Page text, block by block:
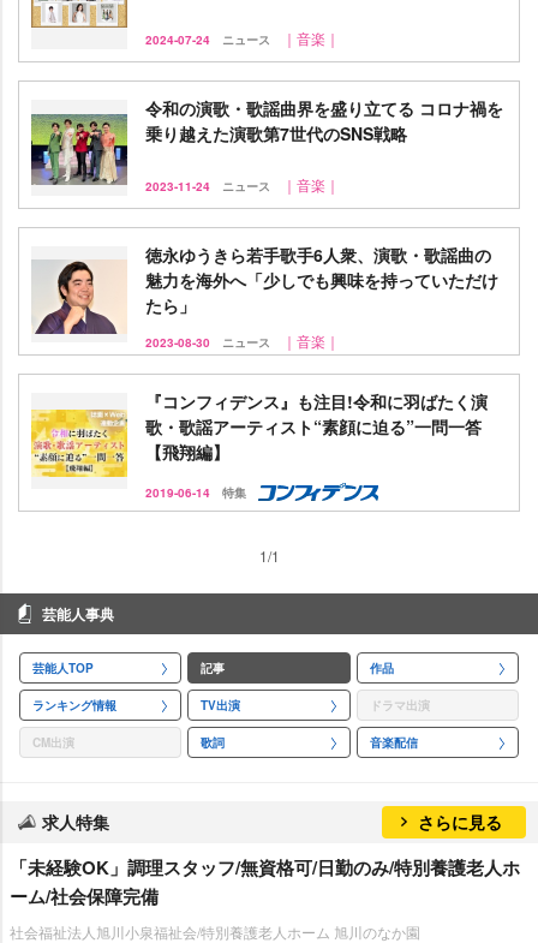
2024-07-24 ニュース ｜音楽｜
令和の演歌・歌謡曲界を盛り立てる コロナ禍を
乗り越えた演歌第7世代のSNS戦略
2023-11-24 ニュース ｜音楽｜
徳永ゆうきら若手歌手6人衆、演歌・歌謡曲の
魅力を海外へ「少しでも興味を持っていただけ
たら」
2023-08-30 ニュース ｜音楽｜
『コンフィデンス』も注目!令和に羽ばたく演
歌・歌謡アーティスト“素顔に迫る”一問一答
【飛翔編】
2019-06-14 特集
1/1
芸能人事典
芸能人TOP 記事 作品
ランキング情報 TV出演 ドラマ出演
CM出演 歌詞 音楽配信
求人特集 さらに見る
「未経験OK」調理スタッフ/無資格可/日勤のみ/特別養護老人ホ
ーム/社会保障完備
社会福祉法人旭川小泉福祉会/特別養護老人ホーム 旭川のなか園